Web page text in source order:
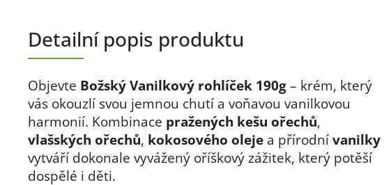
Detailní popis produktu
Objevte Božský Vanilkový rohlíček 190g – krém, který
vás okouzlí svou jemnou chutí a voňavou vanilkovou
harmonií. Kombinace pražených kešu ořechů,
vlašských ořechů, kokosového oleje a přírodní vanilky
vytváří dokonale vyvážený oříškový zážitek, který potěší
dospělé i děti.